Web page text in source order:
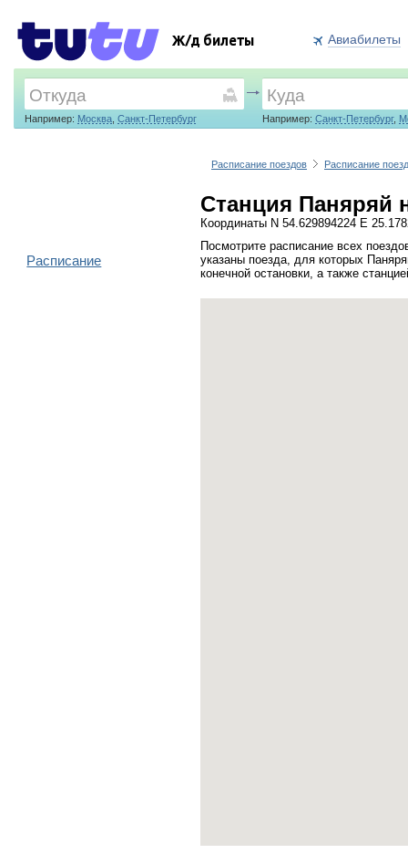
Ж/д билеты Авиабилеты
Например: Москва, Санкт-Петербург Например: Санкт-Петербург,
Расписание поездов Расписание
Станция Паняряй
Координаты N 54.629894224 E
Посмотрите расписание всех
указаны поезда, для которых
конечной остановки, а также
Расписание